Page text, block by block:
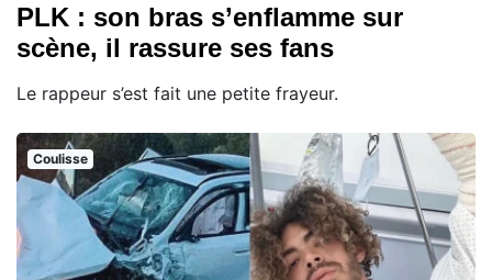
PLK : son bras s’enflamme sur
scène, il rassure ses fans
Le rappeur s’est fait une petite frayeur.
Coulisse